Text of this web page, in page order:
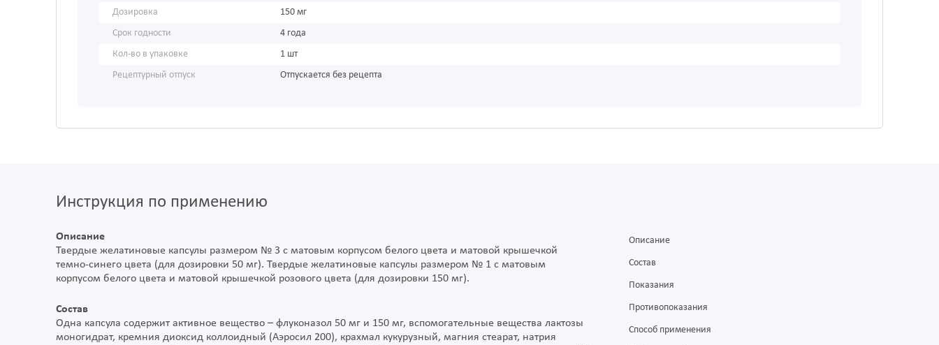
Дозировка
150 мг
Срок годности
4 года
Кол-во в упаковке
1 шт
Рецептурный отпуск
Отпускается без рецепта
Инструкция по применению
Описание
Твердые желатиновые капсулы размером № 3 с матовым корпусом белого цвета и матовой крышечкой
темно-синего цвета (для дозировки 50 мг). Твердые желатиновые капсулы размером № 1 с матовым
корпусом белого цвета и матовой крышечкой розового цвета (для дозировки 150 мг).
Состав
Одна капсула содержит активное вещество – флуконазол 50 мг и 150 мг, вспомогательные вещества лактозы
моногидрат, кремния диоксид коллоидный (Аэросил 200), крахмал кукурузный, магния стеарат, натрия
Описание
Состав
Показания
Противопоказания
Способ применения